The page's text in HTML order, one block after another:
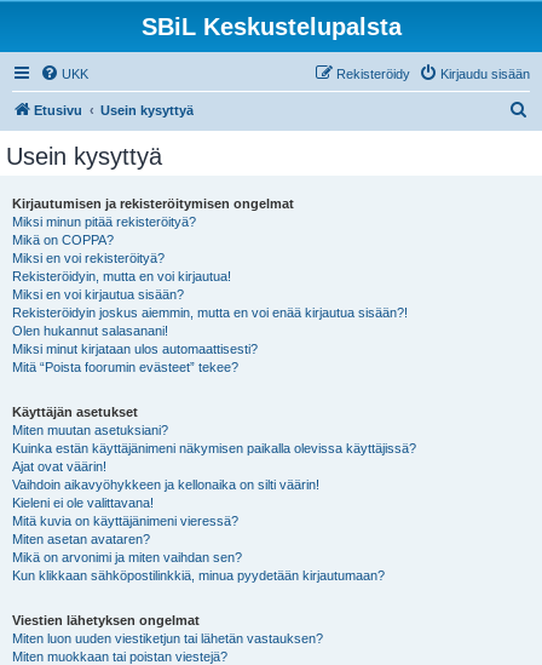
SBiL Keskustelupalsta
UKK Kirjaudu sisään
Rekisteröidy
Etusivu Usein kysyttyä
Usein kysyttyä
Kirjautumisen ja rekisteröitymisen ongelmat
Miksi minun pitää rekisteröityä?
Mikä on COPPA?
Miksi en voi rekisteröityä?
Rekisteröidyin, mutta en voi kirjautua!
Miksi en voi kirjautua sisään?
Rekisteröidyin joskus aiemmin, mutta en voi enää kirjautua sisään?!
Olen hukannut salasanani!
Miksi minut kirjataan ulos automaattisesti?
Mitä “Poista foorumin evästeet” tekee?
Käyttäjän asetukset
Miten muutan asetuksiani?
Kuinka estän käyttäjänimeni näkymisen paikalla olevissa käyttäjissä?
Ajat ovat väärin!
Vaihdoin aikavyöhykkeen ja kellonaika on silti väärin!
Kieleni ei ole valittavana!
Mitä kuvia on käyttäjänimeni vieressä?
Miten asetan avataren?
Mikä on arvonimi ja miten vaihdan sen?
Kun klikkaan sähköpostilinkkiä, minua pyydetään kirjautumaan?
Viestien lähetyksen ongelmat
Miten luon uuden viestiketjun tai lähetän vastauksen?
Miten muokkaan tai poistan viestejä?